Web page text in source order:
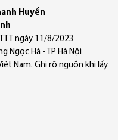
Huyền
ngày 11/8/2023
Ngọc Hà - TP Hà Nội
Nam. Ghi rõ nguồn khi lấy